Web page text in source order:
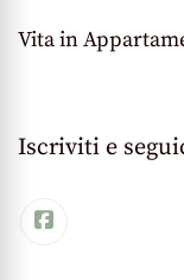
Vita in
Iscriviti e